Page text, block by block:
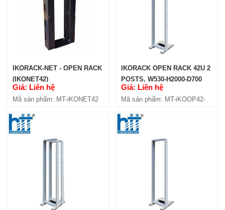
Mã sản phẩm: MT-iKOOP3610-4P
IKORACK OPEN RACK 36U 4
POSTS W600-H2000-D1100
IKORACK-NET - OPEN RACK
(IKONET42)
Giá: Liên hệ
Mã sản phẩm: MT-iKONET42
IKORACK OPEN RACK 42U 2
POSTS, W530-H2000-D700
(IKOOP42-2P)
Giá: Liên hệ
Mã sản phẩm: MT-iKOOP42-